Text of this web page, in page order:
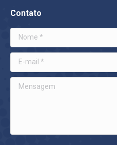
Contato
Nome *
E-mail *
Mensagem